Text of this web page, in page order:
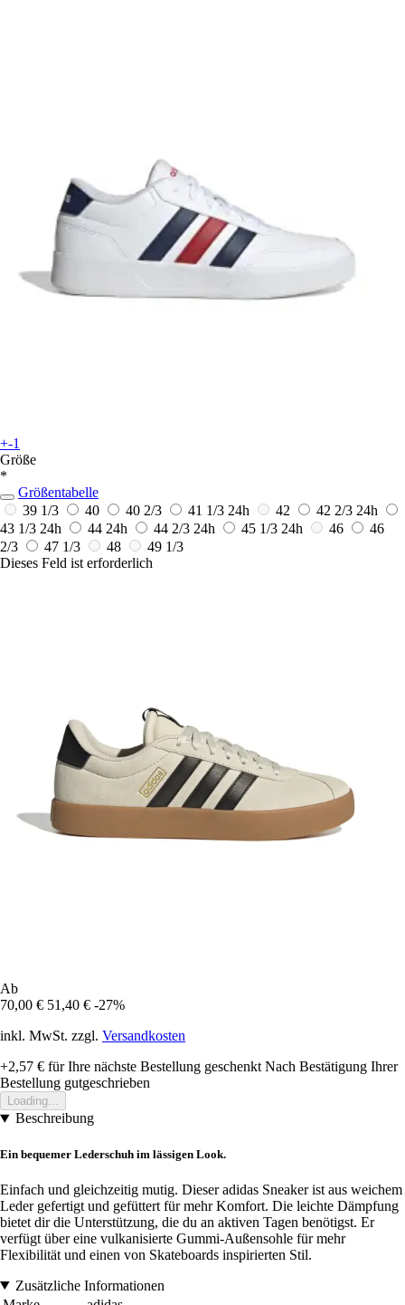
+-1
Größe
*
Größentabelle
39 1/3
40 40 2/3 41 1/3 24h 42 42 2/3 24h
43 1/3 24h 44 24h 44 2/3 24h 45 1/3 24h 46
46
2/3
47 1/3 48
49 1/3
Dieses Feld ist erforderlich
Ab
70,00 € 51,40 € -27%
inkl. MwSt. zzgl. Versandkosten
+2,57 € für Ihre nächste Bestellung geschenkt Nach Bestätigung Ihrer
Bestellung gutgeschrieben
Loading...
Beschreibung
Ein bequemer Lederschuh im lässigen Look.
Einfach und gleichzeitig mutig. Dieser adidas Sneaker ist aus weichem
Leder gefertigt und gefüttert für mehr Komfort. Die leichte Dämpfung
bietet dir die Unterstützung, die du an aktiven Tagen benötigst. Er
verfügt über eine vulkanisierte Gummi-Außensohle für mehr
Flexibilität und einen von Skateboards inspirierten Stil.
Zusätzliche Informationen